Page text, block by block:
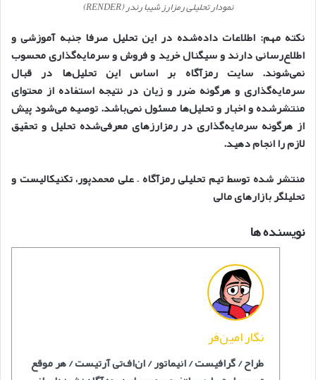
نمودار تحلیلی رمزارز شیبا رندر (RENDER)
نکته مهم: اطلاعات داده‌شده در این تحلیل صرفا جنبه آموزشی و
اطلاع‌رسانی دارند و سیگنال خرید و فروش و سرمایه‌گذاری محسوب
نمی‌شوند. سایت رمزآگاه بر اساس این تحلیل‌ها در قبال
سرمایه‌گذاری و هرگونه ضرر و زیان در نتیجه استفاده از محتوای
منتشرشده و اخبار و تحلیل‌ها مسئول نمی‌باشد. توصیه می‌شود پیش
از هرگونه سرمایه‌گذاری در رمزارزهای معرفی‌شده تحلیل و تحقیق
لازم را انجام دهید.
منتشر شده توسط تیم تحلیلی رمزآگاه – علی محمدپور، تکنیکالیست و
تحلیلگر بازارهای مالی
نویسنده ها
نگار امین‌فر
طراح / گرافیست / انیماتور / ان‌اف‌‎تی آرتیست / هر موقع